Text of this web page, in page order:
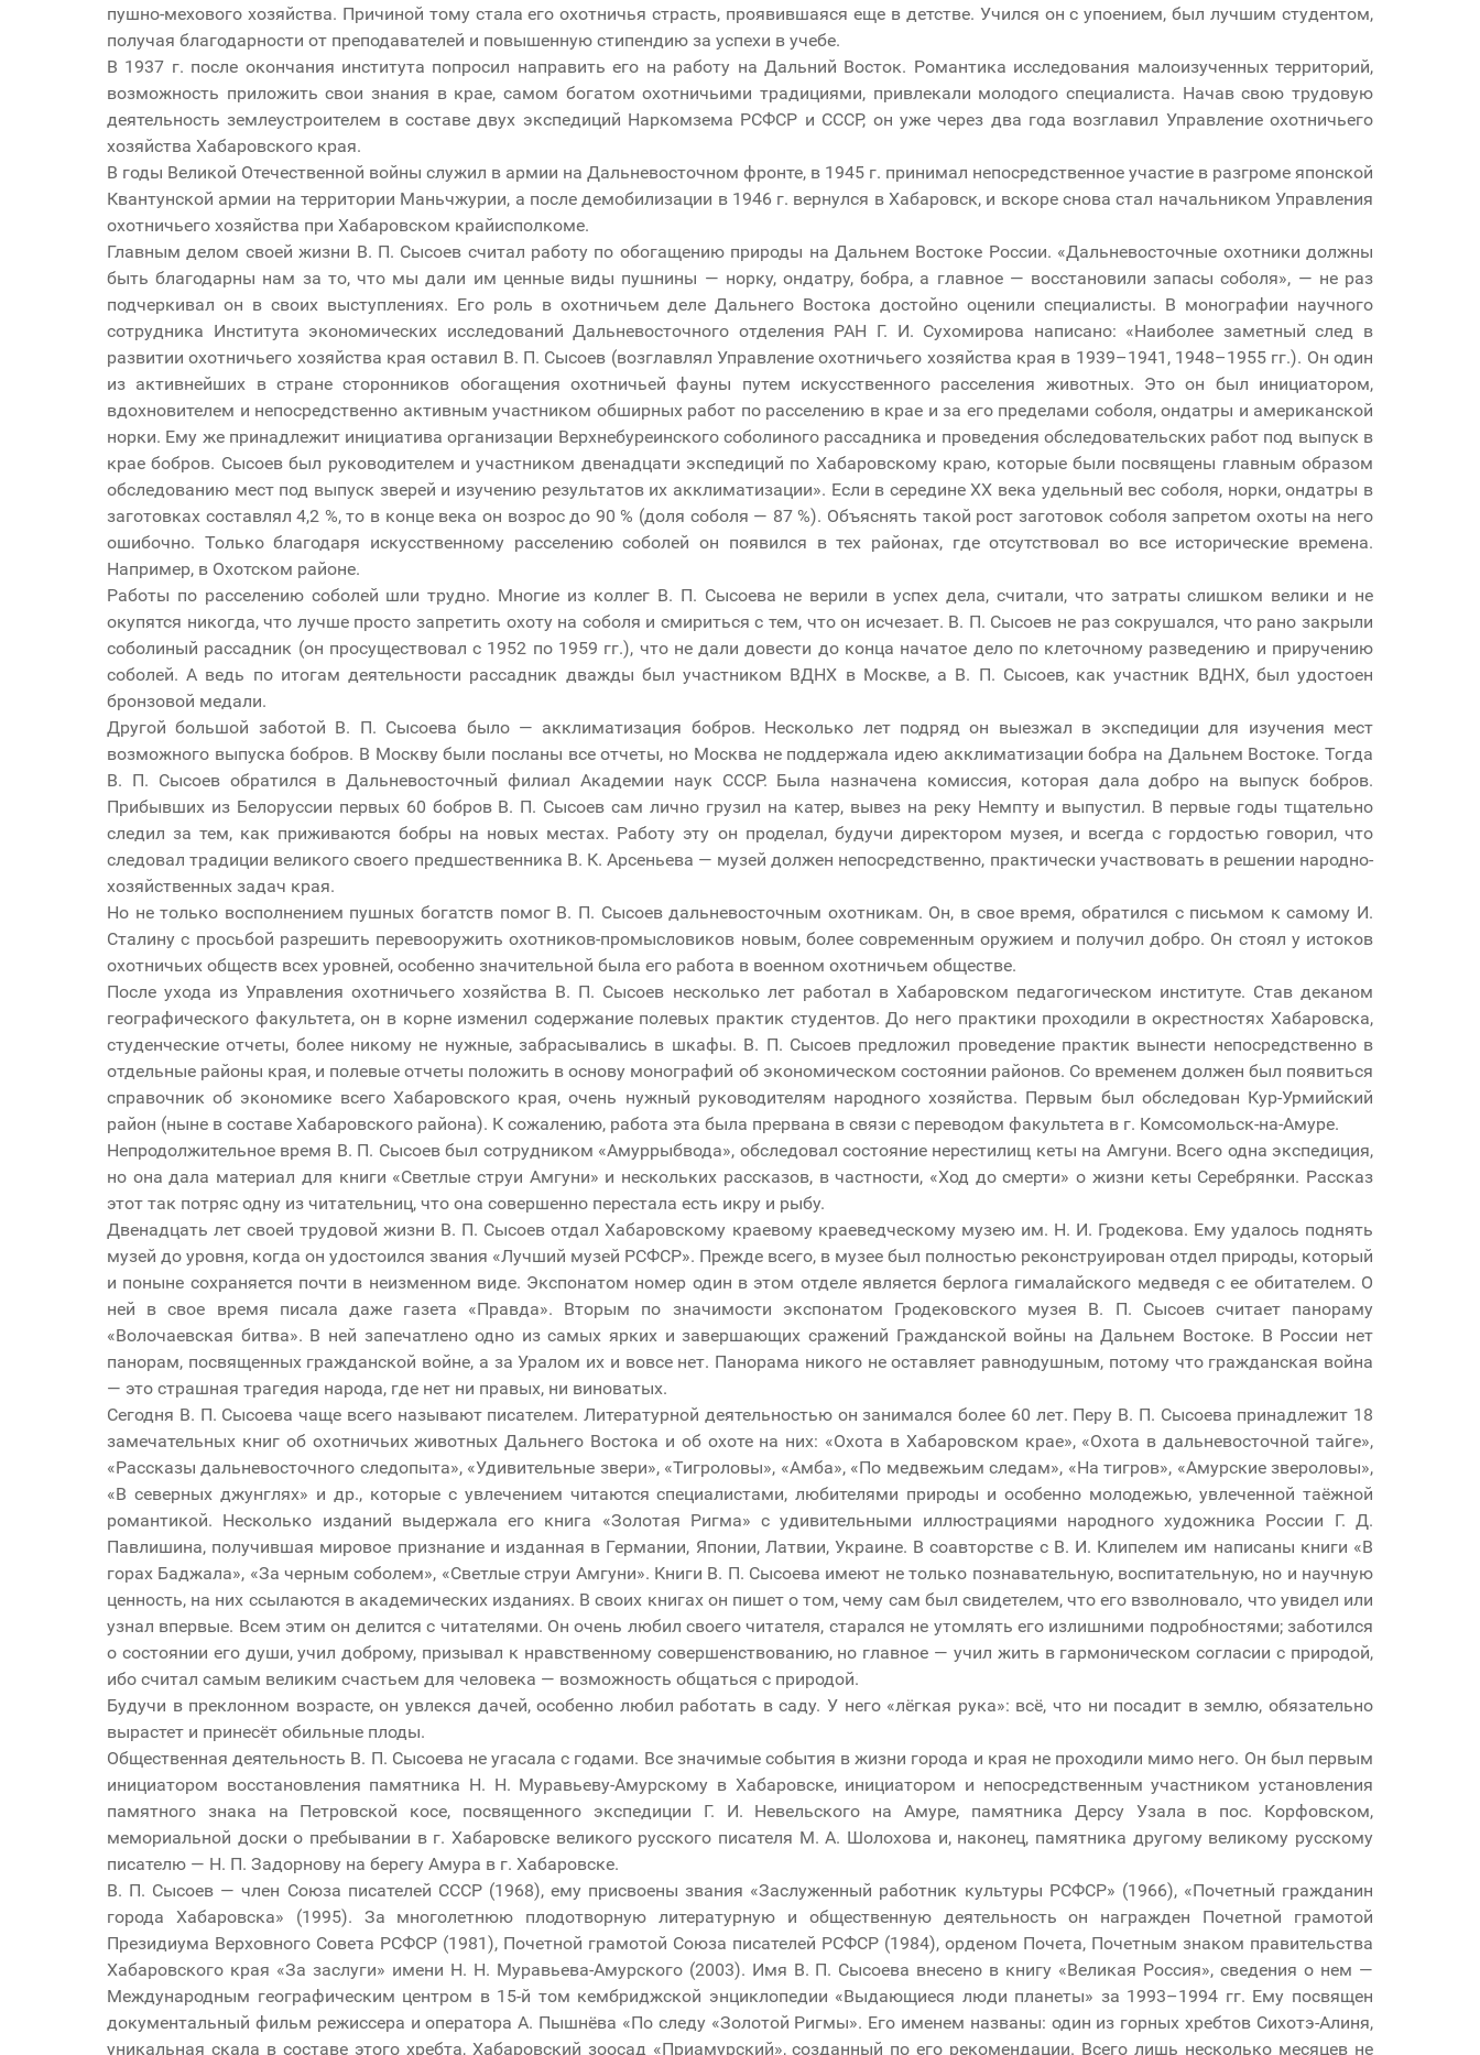
пушно-мехового хозяйства. Причиной тому стала его охотничья страсть, проявившаяся еще в детстве. Учился он с упоением, был лучшим студентом,
получая благодарности от преподавателей и повышенную стипендию за успехи в учебе.
В 1937 г. после окончания института попросил направить его на работу на Дальний Восток. Романтика исследования малоизученных территорий,
возможность приложить свои знания в крае, самом богатом охотничьими традициями, привлекали молодого специалиста. Начав свою трудовую
деятельность землеустроителем в составе двух экспедиций Наркомзема РСФСР и СССР, он уже через два года возглавил Управление охотничьего
хозяйства Хабаровского края.
В годы Великой Отечественной войны служил в армии на Дальневосточном фронте, в 1945 г. принимал непосредственное участие в разгроме японской
Квантунской армии на территории Маньчжурии, а после демобилизации в 1946 г. вернулся в Хабаровск, и вскоре снова стал начальником Управления
охотничьего хозяйства при Хабаровском крайисполкоме.
Главным делом своей жизни В. П. Сысоев считал работу по обогащению природы на Дальнем Востоке России. «Дальневосточные охотники должны
быть благодарны нам за то, что мы дали им ценные виды пушнины — норку, ондатру, бобра, а главное — восстановили запасы соболя», — не раз
подчеркивал он в своих выступлениях. Его роль в охотничьем деле Дальнего Востока достойно оценили специалисты. В монографии научного
сотрудника Института экономических исследований Дальневосточного отделения РАН Г. И. Сухомирова написано: «Наиболее заметный след в
развитии охотничьего хозяйства края оставил В. П. Сысоев (возглавлял Управление охотничьего хозяйства края в 1939–1941, 1948–1955 гг.). Он один
из активнейших в стране сторонников обогащения охотничьей фауны путем искусственного расселения животных. Это он был инициатором,
вдохновителем и непосредственно активным участником обширных работ по расселению в крае и за его пределами соболя, ондатры и американской
норки. Ему же принадлежит инициатива организации Верхнебуреинского соболиного рассадника и проведения обследовательских работ под выпуск в
крае бобров. Сысоев был руководителем и участником двенадцати экспедиций по Хабаровскому краю, которые были посвящены главным образом
обследованию мест под выпуск зверей и изучению результатов их акклиматизации». Если в середине XX века удельный вес соболя, норки, ондатры в
заготовках составлял 4,2 %, то в конце века он возрос до 90 % (доля соболя — 87 %). Объяснять такой рост заготовок соболя запретом охоты на него
ошибочно. Только благодаря искусственному расселению соболей он появился в тех районах, где отсутствовал во все исторические времена.
Например, в Охотском районе.
Работы по расселению соболей шли трудно. Многие из коллег В. П. Сысоева не верили в успех дела, считали, что затраты слишком велики и не
окупятся никогда, что лучше просто запретить охоту на соболя и смириться с тем, что он исчезает. В. П. Сысоев не раз сокрушался, что рано закрыли
соболиный рассадник (он просуществовал с 1952 по 1959 гг.), что не дали довести до конца начатое дело по клеточному разведению и приручению
соболей. А ведь по итогам деятельности рассадник дважды был участником ВДНХ в Москве, а В. П. Сысоев, как участник ВДНХ, был удостоен
бронзовой медали.
Другой большой заботой В. П. Сысоева было — акклиматизация бобров. Несколько лет подряд он выезжал в экспедиции для изучения мест
возможного выпуска бобров. В Москву были посланы все отчеты, но Москва не поддержала идею акклиматизации бобра на Дальнем Востоке. Тогда
В. П. Сысоев обратился в Дальневосточный филиал Академии наук СССР. Была назначена комиссия, которая дала добро на выпуск бобров.
Прибывших из Белоруссии первых 60 бобров В. П. Сысоев сам лично грузил на катер, вывез на реку Немпту и выпустил. В первые годы тщательно
следил за тем, как приживаются бобры на новых местах. Работу эту он проделал, будучи директором музея, и всегда с гордостью говорил, что
следовал традиции великого своего предшественника В. К. Арсеньева — музей должен непосредственно, практически участвовать в решении народно-
хозяйственных задач края.
Но не только восполнением пушных богатств помог В. П. Сысоев дальневосточным охотникам. Он, в свое время, обратился с письмом к самому И.
Сталину с просьбой разрешить перевооружить охотников-промысловиков новым, более современным оружием и получил добро. Он стоял у истоков
охотничьих обществ всех уровней, особенно значительной была его работа в военном охотничьем обществе.
После ухода из Управления охотничьего хозяйства В. П. Сысоев несколько лет работал в Хабаровском педагогическом институте. Став деканом
географического факультета, он в корне изменил содержание полевых практик студентов. До него практики проходили в окрестностях Хабаровска,
студенческие отчеты, более никому не нужные, забрасывались в шкафы. В. П. Сысоев предложил проведение практик вынести непосредственно в
отдельные районы края, и полевые отчеты положить в основу монографий об экономическом состоянии районов. Со временем должен был появиться
справочник об экономике всего Хабаровского края, очень нужный руководителям народного хозяйства. Первым был обследован Кур-Урмийский
район (ныне в составе Хабаровского района). К сожалению, работа эта была прервана в связи с переводом факультета в г. Комсомольск-на-Амуре.
Непродолжительное время В. П. Сысоев был сотрудником «Амуррыбвода», обследовал состояние нерестилищ кеты на Амгуни. Всего одна экспедиция,
но она дала материал для книги «Светлые струи Амгуни» и нескольких рассказов, в частности, «Ход до смерти» о жизни кеты Серебрянки. Рассказ
этот так потряс одну из читательниц, что она совершенно перестала есть икру и рыбу.
Двенадцать лет своей трудовой жизни В. П. Сысоев отдал Хабаровскому краевому краеведческому музею им. Н. И. Гродекова. Ему удалось поднять
музей до уровня, когда он удостоился звания «Лучший музей РСФСР». Прежде всего, в музее был полностью реконструирован отдел природы, который
и поныне сохраняется почти в неизменном виде. Экспонатом номер один в этом отделе является берлога гималайского медведя с ее обитателем. О
ней в свое время писала даже газета «Правда». Вторым по значимости экспонатом Гродековского музея В. П. Сысоев считает панораму
«Волочаевская битва». В ней запечатлено одно из самых ярких и завершающих сражений Гражданской войны на Дальнем Востоке. В России нет
панорам, посвященных гражданской войне, а за Уралом их и вовсе нет. Панорама никого не оставляет равнодушным, потому что гражданская война
— это страшная трагедия народа, где нет ни правых, ни виноватых.
Сегодня В. П. Сысоева чаще всего называют писателем. Литературной деятельностью он занимался более 60 лет. Перу В. П. Сысоева принадлежит 18
замечательных книг об охотничьих животных Дальнего Востока и об охоте на них: «Охота в Хабаровском крае», «Охота в дальневосточной тайге»,
«Рассказы дальневосточного следопыта», «Удивительные звери», «Тигроловы», «Амба», «По медвежьим следам», «На тигров», «Амурские звероловы»,
«В северных джунглях» и др., которые с увлечением читаются специалистами, любителями природы и особенно молодежью, увлеченной таёжной
романтикой. Несколько изданий выдержала его книга «Золотая Ригма» с удивительными иллюстрациями народного художника России Г. Д.
Павлишина, получившая мировое признание и изданная в Германии, Японии, Латвии, Украине. В соавторстве с В. И. Клипелем им написаны книги «В
горах Баджала», «За черным соболем», «Светлые струи Амгуни». Книги В. П. Сысоева имеют не только познавательную, воспитательную, но и научную
ценность, на них ссылаются в академических изданиях. В своих книгах он пишет о том, чему сам был свидетелем, что его взволновало, что увидел или
узнал впервые. Всем этим он делится с читателями. Он очень любил своего читателя, старался не утомлять его излишними подробностями; заботился
о состоянии его души, учил доброму, призывал к нравственному совершенствованию, но главное — учил жить в гармоническом согласии с природой,
ибо считал самым великим счастьем для человека — возможность общаться с природой.
Будучи в преклонном возрасте, он увлекся дачей, особенно любил работать в саду. У него «лёгкая рука»: всё, что ни посадит в землю, обязательно
вырастет и принесёт обильные плоды.
Общественная деятельность В. П. Сысоева не угасала с годами. Все значимые события в жизни города и края не проходили мимо него. Он был первым
инициатором восстановления памятника Н. Н. Муравьеву-Амурскому в Хабаровске, инициатором и непосредственным участником установления
памятного знака на Петровской косе, посвященного экспедиции Г. И. Невельского на Амуре, памятника Дерсу Узала в пос. Корфовском,
мемориальной доски о пребывании в г. Хабаровске великого русского писателя М. А. Шолохова и, наконец, памятника другому великому русскому
писателю — Н. П. Задорнову на берегу Амура в г. Хабаровске.
В. П. Сысоев — член Союза писателей СССР (1968), ему присвоены звания «Заслуженный работник культуры РСФСР» (1966), «Почетный гражданин
города Хабаровска» (1995). За многолетнюю плодотворную литературную и общественную деятельность он награжден Почетной грамотой
Президиума Верховного Совета РСФСР (1981), Почетной грамотой Союза писателей РСФСР (1984), орденом Почета, Почетным знаком правительства
Хабаровского края «За заслуги» имени Н. Н. Муравьева-Амурского (2003). Имя В. П. Сысоева внесено в книгу «Великая Россия», сведения о нем —
Международным географическим центром в 15-й том кембриджской энциклопедии «Выдающиеся люди планеты» за 1993–1994 гг. Ему посвящен
документальный фильм режиссера и оператора А. Пышнёва «По следу «Золотой Ригмы». Его именем названы: один из горных хребтов Сихотэ-Алиня,
уникальная скала в составе этого хребта, Хабаровский зоосад «Приамурский», созданный по его рекомендации. Всего лишь несколько месяцев не